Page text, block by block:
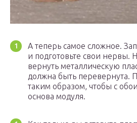
А теперь самое сложное.
и подготовьте свои нервы.
вернуть металлическую
должна быть перевернута.
таким образом, чтобы с
основа модуля.